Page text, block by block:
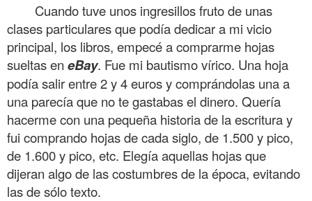
Cuando tuve unos ingresillos fruto de unas
clases particulares que podía dedicar a mi vicio
principal, los libros, empecé a comprarme hojas
sueltas en eBay. Fue mi bautismo vírico. Una hoja
podía salir entre 2 y 4 euros y comprándolas una a
una parecía que no te gastabas el dinero. Quería
hacerme con una pequeña historia de la escritura y
fui comprando hojas de cada siglo, de 1.500 y pico,
de 1.600 y pico, etc. Elegía aquellas hojas que
dijeran algo de las costumbres de la época, evitando
las de sólo texto.